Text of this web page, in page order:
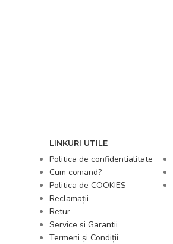
LINKURI UTILE
Politica de confidentialitate
Cum comand?
Politica de COOKIES
Reclamații
Retur
Service si Garantii
Termeni și Condiții